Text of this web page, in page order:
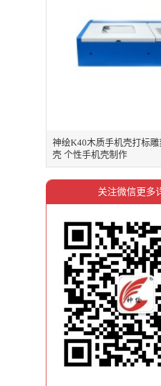
神绘K40木质手机壳打标
壳 个性手机壳制作
关注微信更多